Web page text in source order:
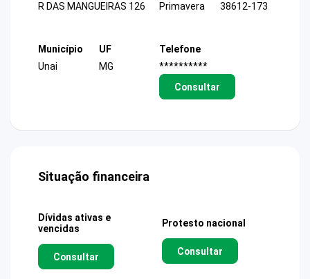
R DAS MANGUEIRAS 126
Primavera
38612-173
Município
Unai
UF
MG
Telefone
**********
Consultar
Situação financeira
Dívidas ativas e
vencidas
Consultar
Protesto nacional
Consultar